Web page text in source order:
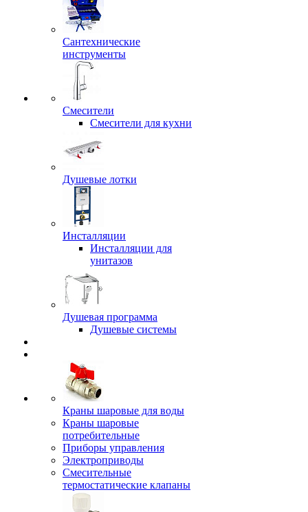
Сантехнические
инструменты
Смесители
Смесители для кухни
Душевые лотки
Инсталляции
Инсталляции для
унитазов
Душевая программа
Душевые системы
Краны шаровые для воды
Краны шаровые
потребительные
Приборы управления
Электроприводы
Смесительные
термостатические клапаны